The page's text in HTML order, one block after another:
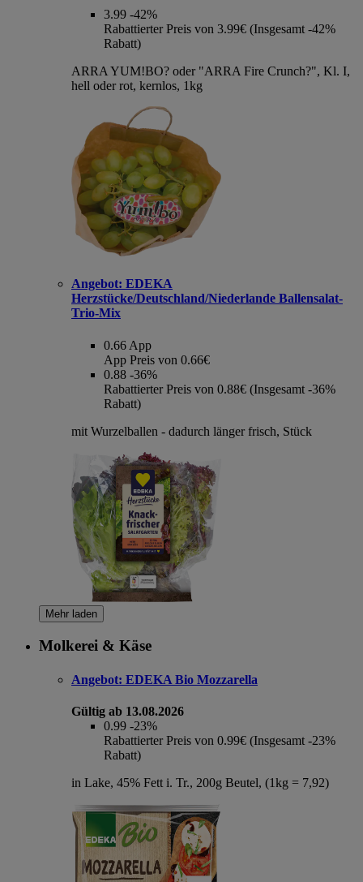
3.99 -42%
Rabattierter Preis von 3.99€ (Insgesamt -42%
Rabatt)
ARRA YUM!BO? oder "ARRA Fire Crunch?", Kl. I,
hell oder rot, kernlos, 1kg
Angebot: EDEKA
Herzstücke/Deutschland/Niederlande Ballensalat-
Trio-Mix
0.66 App
App Preis von 0.66€
0.88 -36%
Rabattierter Preis von 0.88€ (Insgesamt -36%
Rabatt)
mit Wurzelballen - dadurch länger frisch, Stück
Mehr laden
Molkerei & Käse
Angebot: EDEKA Bio Mozzarella
Gültig ab 13.08.2026
0.99 -23%
Rabattierter Preis von 0.99€ (Insgesamt -23%
Rabatt)
in Lake, 45% Fett i. Tr., 200g Beutel, (1kg = 7,92)